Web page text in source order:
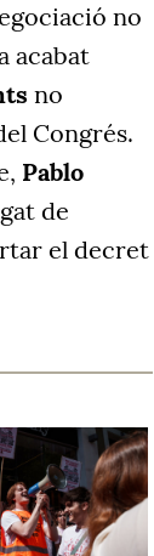
no
acabat
no
Congrés.
Pablo
de
el decret